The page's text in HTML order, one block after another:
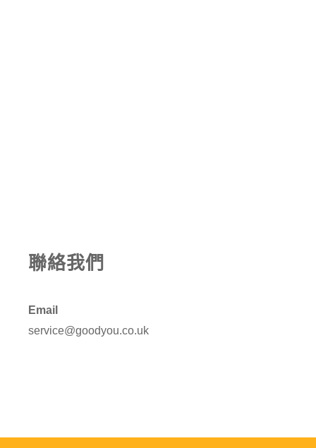
聯絡我們
Email
service@goodyou.co.uk